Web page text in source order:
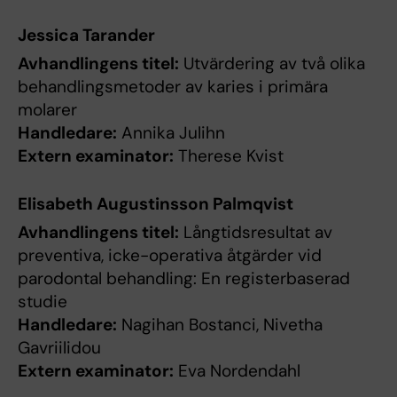
Jessica Tarander
Avhandlingens titel: Utvärdering av två olika
behandlingsmetoder av karies i primära
molarer
Handledare: Annika Julihn
Extern examinator: Therese Kvist
Elisabeth Augustinsson Palmqvist
Avhandlingens titel: Långtidsresultat av
preventiva, icke-operativa åtgärder vid
parodontal behandling: En registerbaserad
studie
Handledare: Nagihan Bostanci, Nivetha
Gavriilidou
Extern examinator: Eva Nordendahl